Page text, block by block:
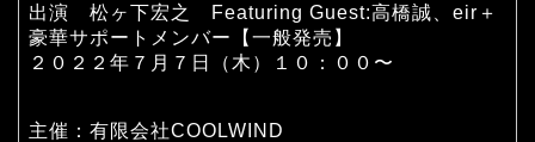
出演 松ヶ下宏之 Featuring Guest:高橋誠、eir＋
豪華サポートメンバー【一般発売】
２０２２年７月７日（木）１０：００〜
主催：有限会社COOLWIND